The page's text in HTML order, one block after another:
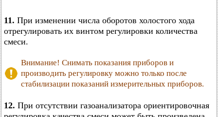
11. При изменении числа оборотов холостого хода
отрегулировать их винтом регулировки количества
смеси.
Внимание! Снимать показания приборов и
производить регулировку можно только после
стабилизации показаний измерительных приборов.
12. При отсутствии газоанализатора ориентировочная